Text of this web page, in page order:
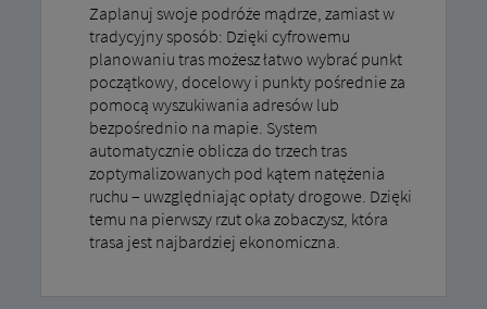
Zaplanuj swoje podróże mądrze, zamiast w
tradycyjny sposób: Dzięki cyfrowemu
planowaniu tras możesz łatwo wybrać punkt
początkowy, docelowy i punkty pośrednie za
pomocą wyszukiwania adresów lub
bezpośrednio na mapie. System
automatycznie oblicza do trzech tras
zoptymalizowanych pod kątem natężenia
ruchu – uwzględniając opłaty drogowe. Dzięki
temu na pierwszy rzut oka zobaczysz, która
trasa jest najbardziej ekonomiczna.